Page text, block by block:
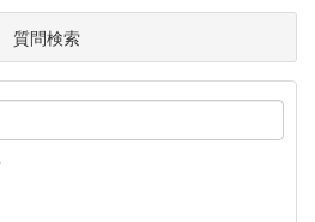
質問検索